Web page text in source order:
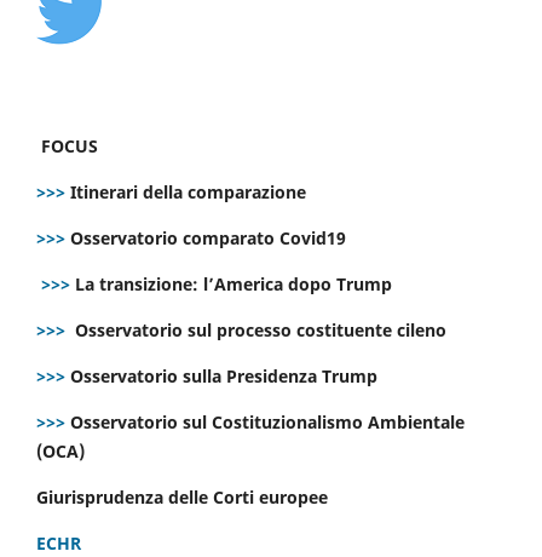
FOCUS
>>> Itinerari della comparazione
>>> Osservatorio comparato Covid19
>>> La transizione: l’America dopo Trump
>>> Osservatorio sul processo costituente cileno
>>> Osservatorio sulla Presidenza Trump
>>> Osservatorio sul Costituzionalismo Ambientale
(OCA)
Giurisprudenza delle Corti europee
ECHR